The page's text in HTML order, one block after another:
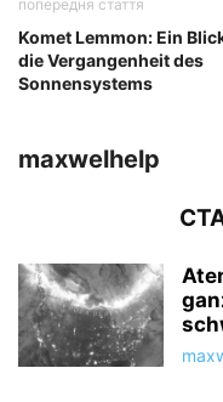
попередня стаття
Komet Lemmon: Ein
die Vergangenheit des
Sonnensystems
maxwelhelp